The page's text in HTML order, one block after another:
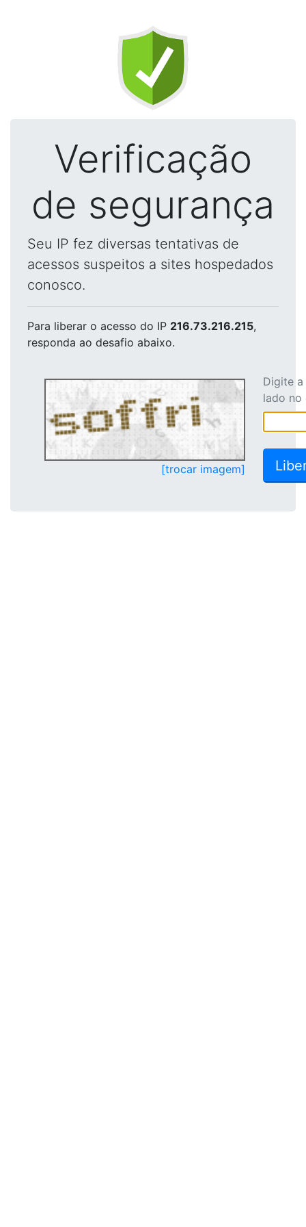
Verificação
de segurança
Seu IP fez diversas tentativas de
acessos suspeitos a sites hospedados
conosco.
Para liberar o acesso do IP 216.73.216.215,
responda ao desafio abaixo.
[trocar imagem]
Digite
lado no